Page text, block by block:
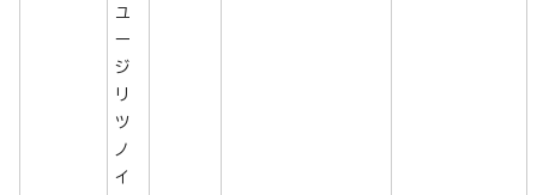
ユ
ー
ジ
リ
ツ
ノ
イ